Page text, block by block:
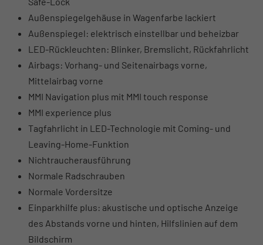
Außenspiegelgehäuse in Wagenfarbe lackiert
Außenspiegel: elektrisch einstellbar und beheizbar
LED-Rückleuchten: Blinker, Bremslicht, Rückfahrlicht
Airbags: Vorhang- und Seitenairbags vorne,
Mittelairbag vorne
MMI Navigation plus mit MMI touch response
MMI experience plus
Tagfahrlicht in LED-Technologie mit Coming- und
Leaving-Home-Funktion
Nichtraucherausführung
Normale Radschrauben
Normale Vordersitze
Einparkhilfe plus: akustische und optische Anzeige
des Abstands vorne und hinten, Hilfslinien auf dem
Bildschirm